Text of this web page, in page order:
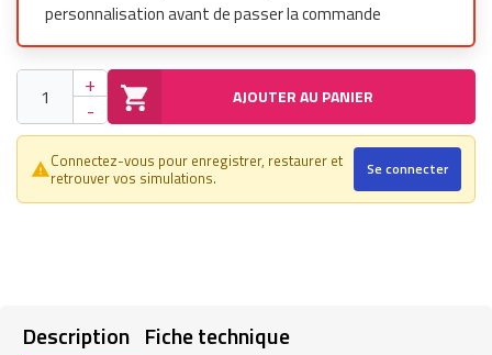
personnalisation avant de passer la commande
+
-
AJOUTER AU PANIER
warning_amber
Connectez-vous pour enregistrer, restaurer et
retrouver vos simulations.
Se connecter
Description Fiche technique